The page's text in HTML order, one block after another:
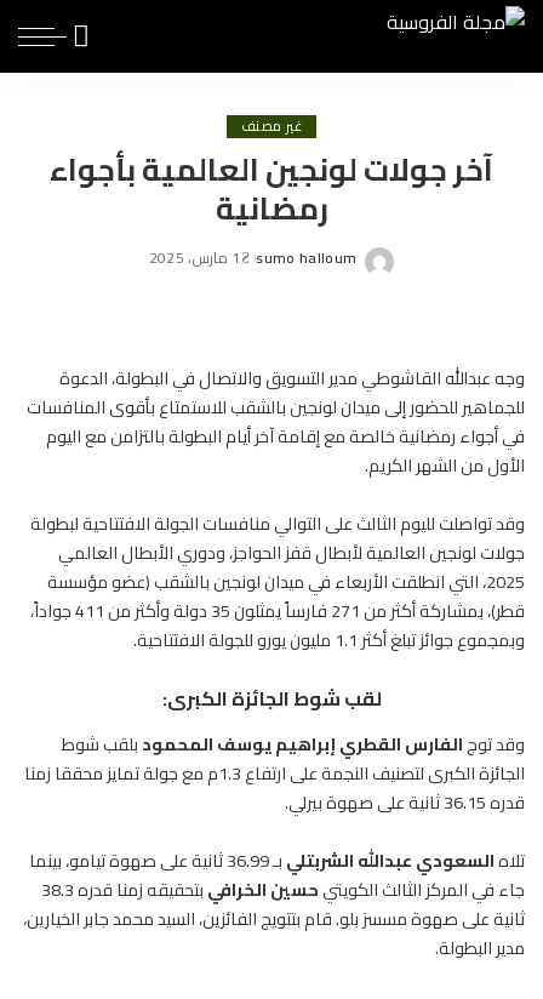
غير مصنف
آخر جولات لونجين العالمية بأجواء
رمضانية
Posted
sumo halloum 1 مارس، 2025
وجه عبدالله القاشوطي مدير التسويق والاتصال في البطولة، الدعوة
للجماهير للحضور إلى ميدان لونجين بالشقب للاستمتاع بأقوىالمنافسات
في أجواء رمضانية خالصة مع إقامة آخر أيام البطولة بالتزامن مع اليوم
الأول من الشهر الكريم.
وقد تواصلت لليوم الثالث على التوالي منافسات الجولة الافتتاحية لبطولة
جولات لونجين العالمية لأبطال قفز الحواجز، ودوري الأبطال العالمي
2025، التي انطلقت الأربعاء في ميدان لونجين بالشقب (عضو مؤسسة
قطر)، بمشاركة أكثر من 271 فارساً يمثلون 35 دولة وأكثر من 411 جواداً،
وبمجموع جوائز تبلغ أكثر 1.1 مليون يورو للجولة الافتتاحية.
لقب شوط الجائزة الكبرى:
وقد توجالفارسالقطري إبراهيم يوسف المحمودبلقب شوط
الجائزة الكبرى لتصنيف النجمة على ارتفاع 1.3م مع جولة تمايز محققا زمنا
قدره 36.15 ثانية على صهوة بيرلي.
تلاهالسعودي عبدالله الشربتلي
بـ 36.99 ثانية على صهوة تيامو، بينما
جاء في المركز الثالث الكويتيحسين الخرافي
بتحقيقه زمنا قدره 38.3
ثانية على صهوة مسسز بلو. قام بتتويج الفائزين، السيد محمد جابر الخيارين،
مدير البطولة.